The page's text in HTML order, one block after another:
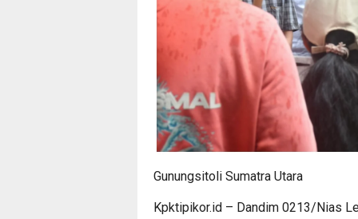
Gunungsitoli Sumatra Utara
Kpktipikor.id – Dandim 0213/Nias